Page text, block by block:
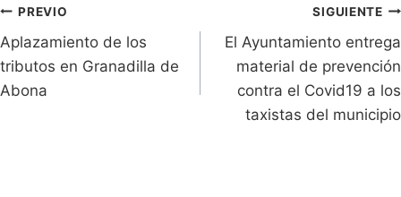
dl
y
k p
o
Navegación
de
entradas
PREVIO
Aplazamiento de los
tributos en Granadilla de
Abona
SIGUIENTE
El Ayuntamiento entrega
material de prevención
contra el Covid19 a los
taxistas del municipio